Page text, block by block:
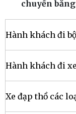
chuyển
Hành khách đi bộ
Hành khách đi
Xe đạp thồ các